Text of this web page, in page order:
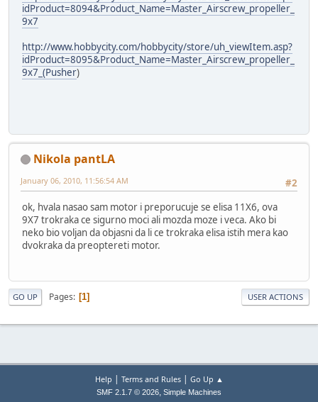
idProduct=8094&Product_Name=Master_Airscrew_propeller_
9x7
http://www.hobbycity.com/hobbycity/store/uh_viewItem.asp?
idProduct=8095&Product_Name=Master_Airscrew_propeller_
9x7_(Pusher)
Nikola pantLA
#2
January 06, 2010, 11:56:54 AM
ok, hvala nasao sam motor i preporucuje se elisa 11X6, ova
9X7 trokraka ce sigurno moci ali mozda moze i veca. Ako bi
neko bio voljan da objasni da li ce trokraka elisa istih mera kao
dvokraka da preoptereti motor.
GO UP Pages 1 USER ACTIONS
Help | Terms and Rules| Go Up ▲
SMF 2.1.7 © 2026, Simple Machines